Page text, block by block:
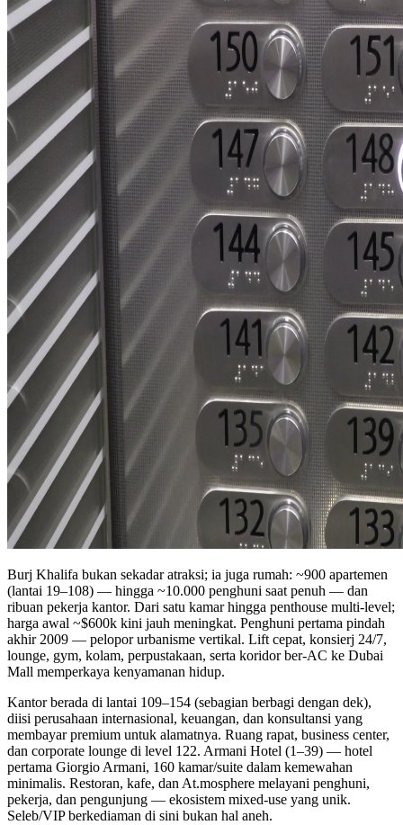
Burj Khalifa bukan sekadar atraksi; ia juga rumah: ~900 apartemen
(lantai 19–108) — hingga ~10.000 penghuni saat penuh — dan
ribuan pekerja kantor. Dari satu kamar hingga penthouse multi-level;
harga awal ~$600k kini jauh meningkat. Penghuni pertama pindah
akhir 2009 — pelopor urbanisme vertikal. Lift cepat, konsierj 24/7,
lounge, gym, kolam, perpustakaan, serta koridor ber-AC ke Dubai
Mall memperkaya kenyamanan hidup.
Kantor berada di lantai 109–154 (sebagian berbagi dengan dek),
diisi perusahaan internasional, keuangan, dan konsultansi yang
membayar premium untuk alamatnya. Ruang rapat, business center,
dan corporate lounge di level 122. Armani Hotel (1–39) — hotel
pertama Giorgio Armani, 160 kamar/suite dalam kemewahan
minimalis. Restoran, kafe, dan At.mosphere melayani penghuni,
pekerja, dan pengunjung — ekosistem mixed-use yang unik.
Seleb/VIP berkediaman di sini bukan hal aneh.